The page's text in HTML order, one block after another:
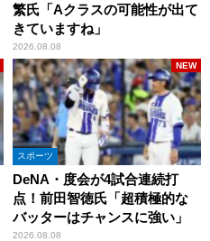
繁氏「Aクラスの可能性が出て
きていますね」
2026.08.08
スポーツ
DeNA・度会が4試合連続打
点！前田智徳氏「超積極的な
バッターはチャンスに強い」
2026.08.08
NEW